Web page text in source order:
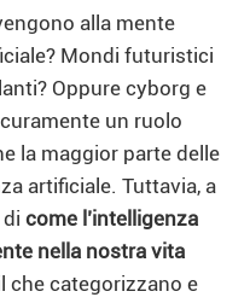
alla mente
Mondi futuristici
Oppure cyborg e
un ruolo
la maggior parte delle
artificiale. Tuttavia, a
come l’intelligenza
nella nostra vita
che categorizzano e